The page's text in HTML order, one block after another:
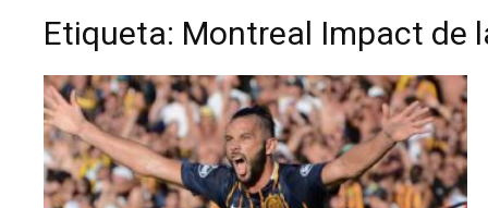
Etiqueta: Montreal Impact de